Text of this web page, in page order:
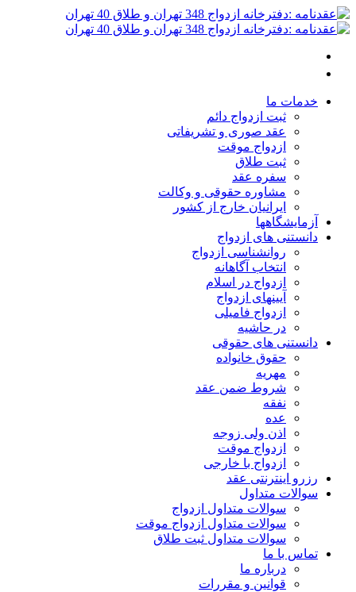
خدمات ما
ثبت ازدواج دائم
عقد صوری و تشریفاتی
ازدواج موقت
ثبت طلاق
سفره عقد
مشاوره حقوقی و وکالت
ایرانیان خارج از کشور
آزمایشگاهها
دانستنی های ازدواج
روانشناسی ازدواج
انتخاب آگاهانه
ازدواج در اسلام
آیینهای ازدواج
ازدواج فامیلی
در حاشیه
دانستنی های حقوقی
حقوق خانواده
مهریه
شروط ضمن عقد
نفقه
عده
اذن ولی زوجه
ازدواج موقت
ازدواج با خارجی
رزرو اینترنتی عقد
سوالات متداول
سوالات متداول ازدواج
سوالات متداول ازدواج موقت
سوالات متداول ثبت طلاق
تماس با ما
درباره ما
قوانین و مقررات